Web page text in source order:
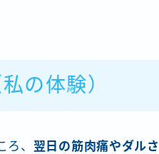
の体験）
、 翌日の筋肉痛やダルさ